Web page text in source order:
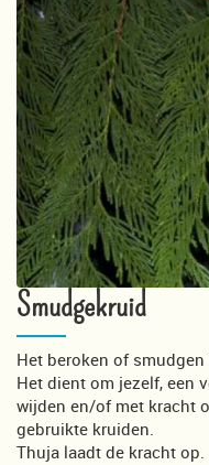
Smudgekruid
Het beroken of
Het dient om jezelf, een
wijden en/of met kracht
gebruikte kruiden.
Thuja laadt de kracht op.